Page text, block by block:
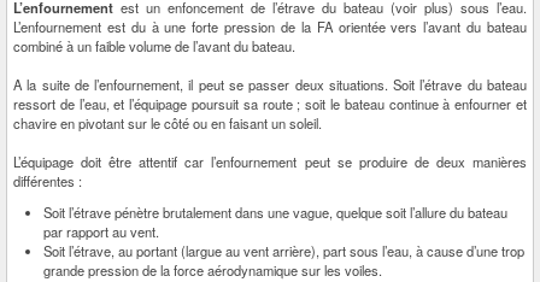
L’enfournement est un enfoncement de l’étrave du bateau (voir plus) sous l’eau.
L’enfournement est du à une forte pression de la FA orientée vers l’avant du bateau
combiné à un faible volume de l’avant du bateau.
A la suite de l’enfournement, il peut se passer deux situations. Soit l’étrave du bateau
ressort de l’eau, et l’équipage poursuit sa route ; soit le bateau continue à enfourner et
chavire en pivotant sur le côté ou en faisant un soleil.
L’équipage doit être attentif car l’enfournement peut se produire de deux manières
différentes :
Soit l’étrave pénètre brutalement dans une vague, quelque soit l’allure du bateau
par rapport au vent.
Soit l’étrave, au portant (largue au vent arrière), part sous l’eau, à cause d’une trop
grande pression de la force aérodynamique sur les voiles.